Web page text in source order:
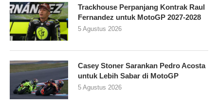
Trackhouse Perpanjang Kontrak Raul
Fernandez untuk MotoGP 2027-2028
5 Agustus 2026
Casey Stoner Sarankan Pedro Acosta
untuk Lebih Sabar di MotoGP
5 Agustus 2026